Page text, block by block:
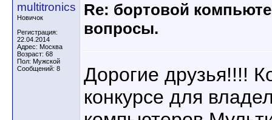
multitronics
Новичок
Регистрация:
22.04.2014
Адрес: Москва
Возраст: 68
Пол: Мужской
Сообщений: 8
Re: бортовой
вопросы.
Дорогие друзья!!!!
конкурсе для